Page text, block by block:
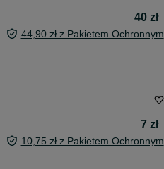
40 zł
44,90 zł z Pakietem Ochronnym
7 zł
10,75 zł z Pakietem Ochronnym